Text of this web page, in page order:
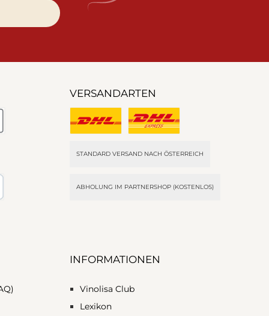
VERSANDARTEN
STANDARD VERSAND NACH ÖSTERREICH
ABHOLUNG IM PARTNERSHOP (KOSTENLOS)
INFORMATIONEN
Vinolisa Club
Lexikon